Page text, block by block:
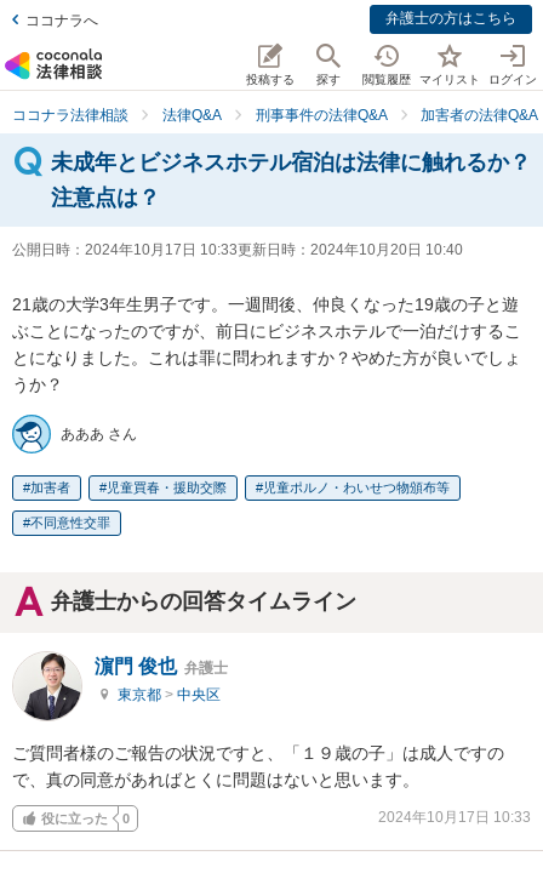
ココナラへ 弁護士の方はこちら
投稿する 探す 閲覧履歴 マイリスト ログイン
ココナラ法律相談 法律Q&A 刑事事件の法律Q&A 加害者の法律Q&A
未成年とビジネスホテル宿泊は法律に触れるか？
注意点は？
公開日時： 2024年10月17日 10:33更新日時： 2024年10月20日 10:40
21歳の大学3年生男子です。一週間後、仲良くなった19歳の子と遊
ぶことになったのですが、前日にビジネスホテルで一泊だけするこ
とになりました。これは罪に問われますか？やめた方が良いでしょ
うか？
あああ さん
加害者 児童買春・援助交際 児童ポルノ・わいせつ物頒布等
不同意性交罪
弁護士からの回答タイムライン
濵門 俊也 弁護士
東京都 > 中央区
ご質問者様のご報告の状況ですと、「１９歳の子」は成人ですの
で、真の同意があればとくに問題はないと思います。
役に立った 0 2024年10月17日 10:33